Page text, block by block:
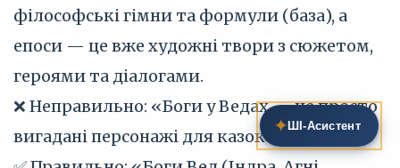
філософські гімни та формули (база), а
епоси — це вже художні твори з сюжетом,
героями та діалогами.
❌ Неправильно: «Боги у Ведах — це просто
вигадані персонажі для казок».
✦ ШІ‑Асистент